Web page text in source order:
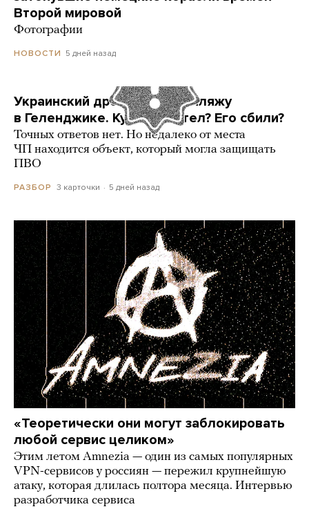
Второй мировой
Фотографии
НОВОСТИ 5 дней назад
Украинский дрон попал по пляжу
в Геленджике. Куда он летел? Его сбили?
Точных ответов нет. Но недалеко от места
ЧП находится объект, который могла защищать
ПВО
РАЗБОР 3 карточки 5 дней назад
«Теоретически они могут заблокировать
любой сервис целиком»
Этим летом Amnezia — один из самых популярных
VPN-сервисов у россиян — пережил крупнейшую
атаку, которая длилась полтора месяца. Интервью
разработчика сервиса